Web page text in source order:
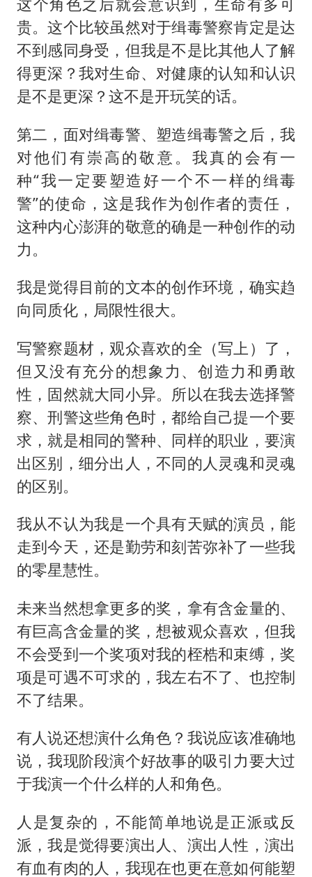
这个角色之后就会意识到，生命有多可
贵。这个比较虽然对于缉毒警察肯定是达
不到感同身受，但我是不是比其他人了解
得更深？我对生命、对健康的认知和认识
是不是更深？这不是开玩笑的话。
第二，面对缉毒警、塑造缉毒警之后，我
对他们有崇高的敬意。我真的会有一
种“我一定要塑造好一个不一样的缉毒
警”的使命，这是我作为创作者的责任，
这种内心澎湃的敬意的确是一种创作的动
力。
我是觉得目前的文本的创作环境，确实趋
向同质化，局限性很大。
写警察题材，观众喜欢的全（写上）了，
但又没有充分的想象力、创造力和勇敢
性，固然就大同小异。所以在我去选择警
察、刑警这些角色时，都给自己提一个要
求，就是相同的警种、同样的职业，要演
出区别，细分出人，不同的人灵魂和灵魂
的区别。
我从不认为我是一个具有天赋的演员，能
走到今天，还是勤劳和刻苦弥补了一些我
的零星慧性。
未来当然想拿更多的奖，拿有含金量的、
有巨高含金量的奖，想被观众喜欢，但我
不会受到一个奖项对我的桎梏和束缚，奖
项是可遇不可求的，我左右不了、也控制
不了结果。
有人说还想演什么角色？我说应该准确地
说，我现阶段演个好故事的吸引力要大过
于我演一个什么样的人和角色。
人是复杂的，不能简单地说是正派或反
派，我是觉得要演出人、演出人性，演出
有血有肉的人，我现在也更在意如何能塑